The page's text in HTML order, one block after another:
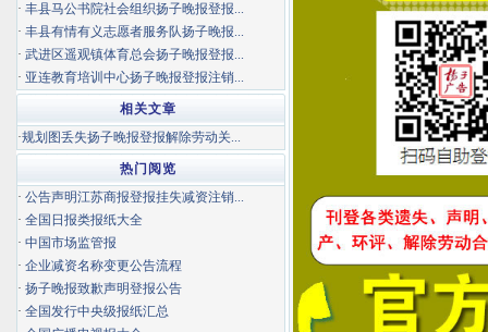
· 丰县马公书院社会组织扬子晚报登报...
· 丰县有情有义志愿者服务队扬子晚报...
· 武进区遥观镇体育总会扬子晚报登报...
· 亚连教育培训中心扬子晚报登报注销...
相关文章
·规划图丢失扬子晚报登报解除劳动关...
热门阅览
· 公告声明江苏商报登报挂失减资注销...
· 全国日报类报纸大全
· 中国市场监管报
· 企业减资名称变更公告流程
· 扬子晚报致歉声明登报公告
· 全国发行中央级报纸汇总